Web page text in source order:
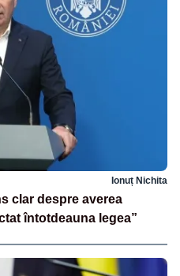
Ionuț Nichita
clar despre averea
întotdeauna legea”